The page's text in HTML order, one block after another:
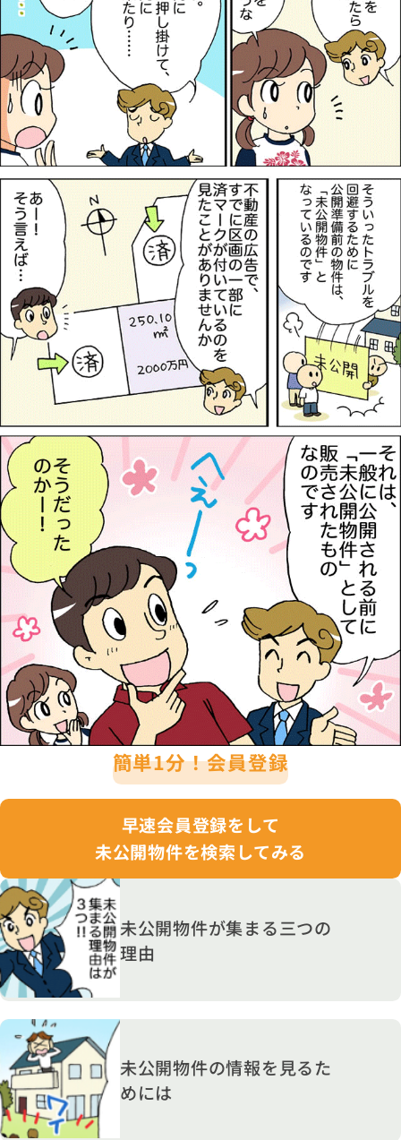
簡単1分！会員登録
早速会員登録をして
未公開物件を検索してみる
未公開物件が集まる三つの
理由
未公開物件の情報を見るた
めには